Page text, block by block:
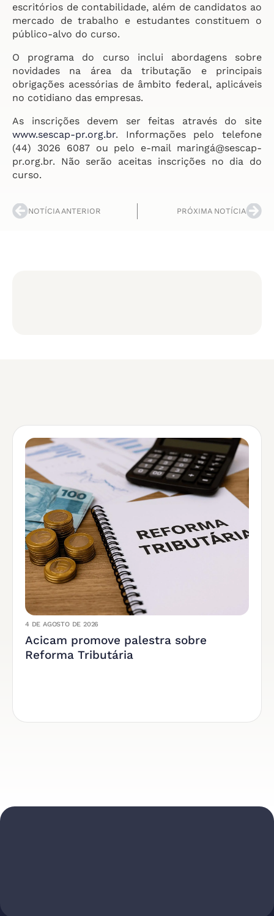
escritórios de contabilidade, além de candidatos ao
mercado de trabalho e estudantes constituem o
público-alvo do curso.
O programa do curso inclui abordagens sobre
novidades na área da tributação e principais
obrigações acessórias de âmbito federal, aplicáveis
no cotidiano das empresas.
As inscrições devem ser feitas através do site
www.sescap-pr.org.br. Informações pelo telefone
(44) 3026 6087 ou pelo e-mail maringá@sescap-
pr.org.br. Não serão aceitas inscrições no dia do
curso.
NOTÍCIA ANTERIOR PRÓXIMA NOTÍCIA
4 DE AGOSTO DE 2026
Acicam promove palestra sobre
Reforma Tributária